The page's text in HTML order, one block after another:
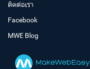
ติดต่อเรา
Facebook
MWE Blog